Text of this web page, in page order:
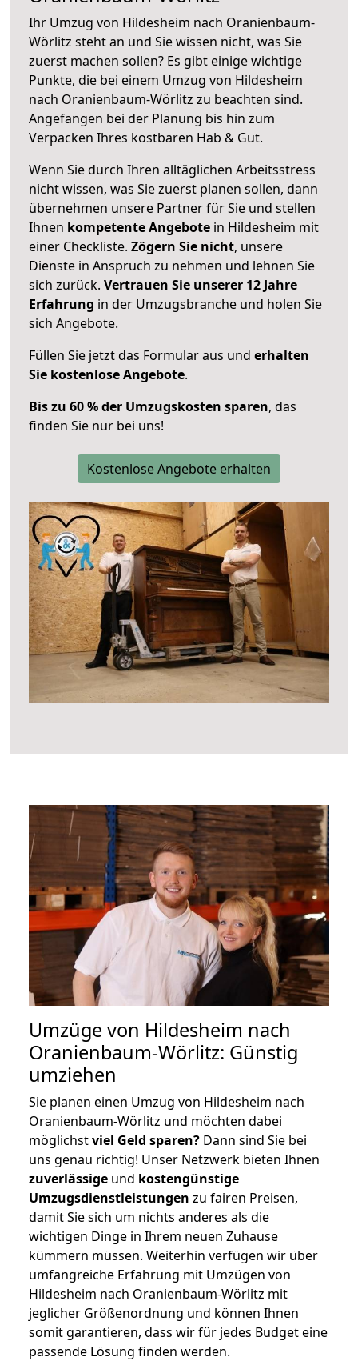
Ihr Umzug von Hildesheim nach Oranienbaum-
Wörlitz steht an und Sie wissen nicht, was Sie
zuerst machen sollen? Es gibt einige wichtige
Punkte, die bei einem Umzug von Hildesheim
nach Oranienbaum-Wörlitz zu beachten sind.
Angefangen bei der Planung bis hin zum
Verpacken Ihres kostbaren Hab & Gut.
Wenn Sie durch Ihren alltäglichen Arbeitsstress
nicht wissen, was Sie zuerst planen sollen, dann
übernehmen unsere Partner für Sie und stellen
Ihnen kompetente Angebote in Hildesheim mit
einer Checkliste. Zögern Sie nicht, unsere
Dienste in Anspruch zu nehmen und lehnen Sie
sich zurück. Vertrauen Sie unserer 12 Jahre
Erfahrung in der Umzugsbranche und holen Sie
sich Angebote.
Füllen Sie jetzt das Formular aus und erhalten
Sie kostenlose Angebote.
Bis zu 60 % der Umzugskosten sparen, das
finden Sie nur bei uns!
Kostenlose Angebote erhalten
Umzüge von Hildesheim nach
Oranienbaum-Wörlitz: Günstig
umziehen
Sie planen einen Umzug von Hildesheim nach
Oranienbaum-Wörlitz und möchten dabei
möglichstviel Geld sparen? Dann sind Sie bei
uns genau richtig! Unser Netzwerk bieten Ihnen
zuverlässige und kostengünstige
Umzugsdienstleistungen zu fairen Preisen,
damit Sie sich um nichts anderes als die
wichtigen Dinge in Ihrem neuen Zuhause
kümmern müssen. Weiterhin verfügen wir über
umfangreiche Erfahrung mit Umzügen von
Hildesheim nach Oranienbaum-Wörlitz mit
jeglicher Größenordnung und können Ihnen
somit garantieren, dass wir für jedes Budget eine
passende Lösung finden werden.